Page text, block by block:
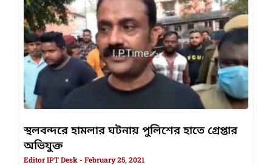
স্থলবন্দরে হামলার ঘটনায় পুলিশের হাতে গ্রেপ্তার
অভিযুক্ত
Editor IPT Desk February 25, 2021